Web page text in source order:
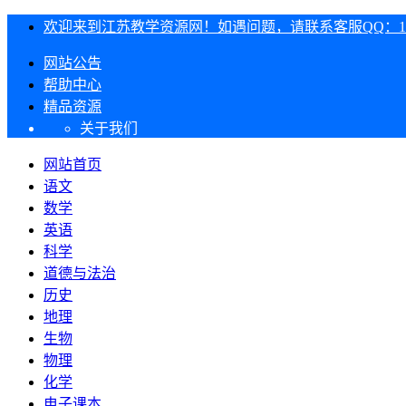
欢迎来到江苏教学资源网！如遇问题，请联系客服QQ：
网站公告
帮助中心
精品资源
关于我们
网站首页
语文
数学
英语
科学
道德与法治
历史
地理
生物
物理
化学